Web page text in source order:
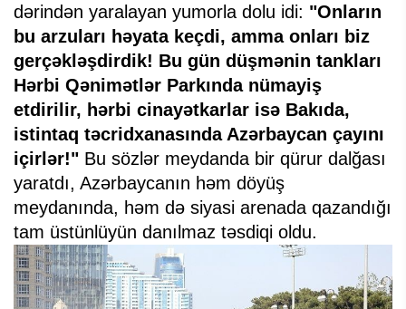
dərindən yaralayan yumorla dolu idi: "Onların
bu arzuları həyata keçdi, amma onları biz
gerçəkləşdirdik! Bu gün düşmənin tankları
Hərbi Qənimətlər Parkında nümayiş
etdirilir, hərbi cinayətkarlar isə Bakıda,
istintaq təcridxanasında Azərbaycan çayını
içirlər!" Bu sözlər meydanda bir qürur dalğası
yaratdı, Azərbaycanın həm döyüş
meydanında, həm də siyasi arenada qazandığı
tam üstünlüyün danılmaz təsdiqi oldu.